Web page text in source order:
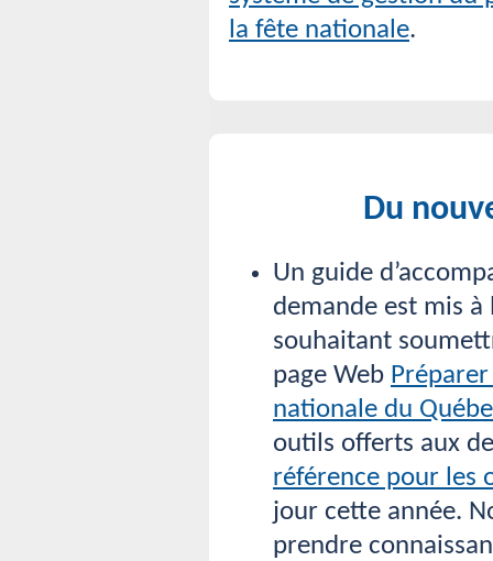
la fête nationale.
Du
Un guide
demande est mis
souhaitant
page Web
nationale du
outils offerts aux
référence pour les
jour cette année.
prendre